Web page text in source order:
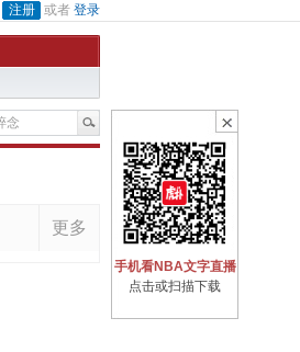
注册 或者 登录
更多
手机看NBA文字直播
点击或扫描下载